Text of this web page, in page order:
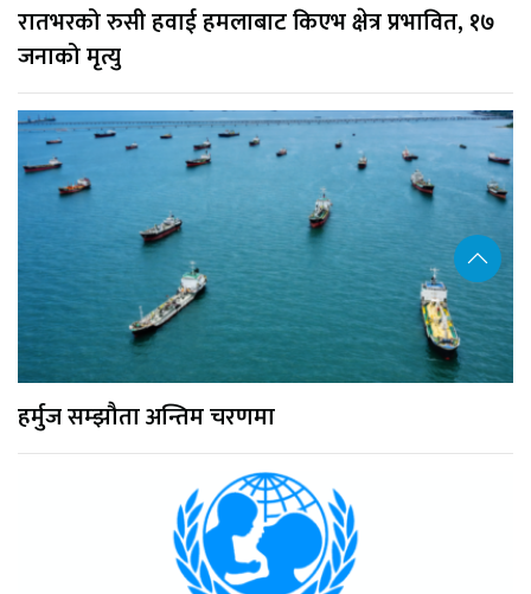
रातभरको रुसी हवाई हमलाबाट किएभ क्षेत्र प्रभावित, १७
जनाको मृत्यु
हर्मुज सम्झौता अन्तिम चरणमा